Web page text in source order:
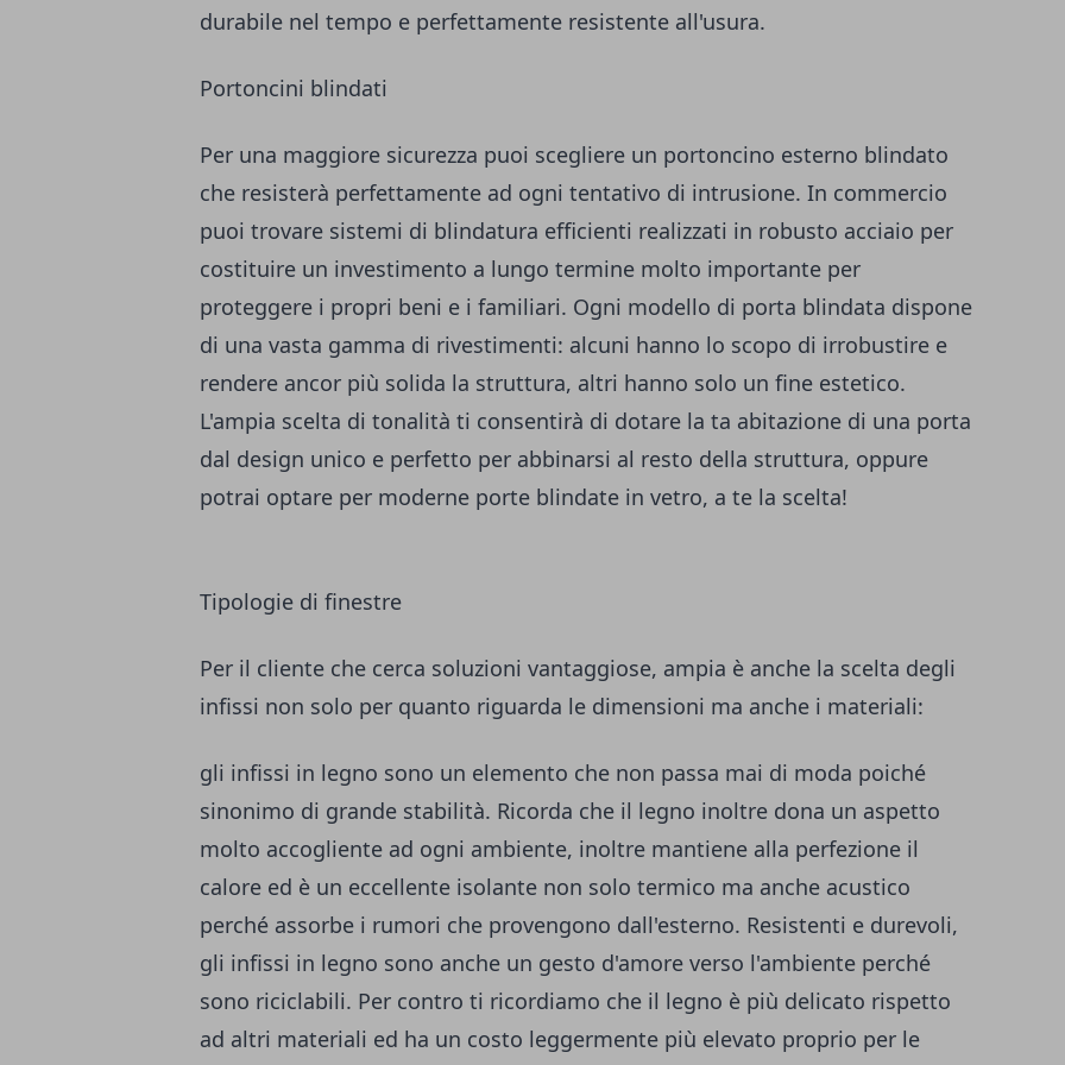
durabile nel tempo e perfettamente resistente all'usura.
Portoncini blindati
Per una maggiore sicurezza puoi scegliere un portoncino esterno blindato
che resisterà perfettamente ad ogni tentativo di intrusione. In commercio
puoi trovare sistemi di blindatura efficienti realizzati in robusto acciaio per
costituire un investimento a lungo termine molto importante per
proteggere i propri beni e i familiari. Ogni modello di porta blindata dispone
di una vasta gamma di rivestimenti: alcuni hanno lo scopo di irrobustire e
rendere ancor più solida la struttura, altri hanno solo un fine estetico.
L'ampia scelta di tonalità ti consentirà di dotare la ta abitazione di una porta
dal design unico e perfetto per abbinarsi al resto della struttura, oppure
potrai optare per moderne porte blindate in vetro, a te la scelta!
Tipologie di finestre
Per il cliente che cerca soluzioni vantaggiose, ampia è anche la scelta degli
infissi non solo per quanto riguarda le dimensioni ma anche i materiali:
gli infissi in legno sono un elemento che non passa mai di moda poiché
sinonimo di grande stabilità. Ricorda che il legno inoltre dona un aspetto
molto accogliente ad ogni ambiente, inoltre mantiene alla perfezione il
calore ed è un eccellente isolante non solo termico ma anche acustico
perché assorbe i rumori che provengono dall'esterno. Resistenti e durevoli,
gli infissi in legno sono anche un gesto d'amore verso l'ambiente perché
sono riciclabili. Per contro ti ricordiamo che il legno è più delicato rispetto
ad altri materiali ed ha un costo leggermente più elevato proprio per le